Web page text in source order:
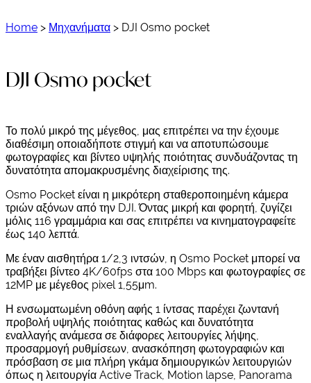
Home > Μηχανήματα > DJI Osmo pocket
DJI Osmo pocket
Το πολύ μικρό της μέγεθος, μας επιτρέπει να την έχουμε
διαθέσιμη οποιαδήποτε στιγμή και να αποτυπώσουμε
φωτογραφίες και βίντεο υψηλής ποιότητας συνδυάζοντας τη
δυνατότητα απομακρυσμένης διαχείρισης της.
Osmo Pocket είναι η μικρότερη σταθεροποιημένη κάμερα
τριών αξόνων από την DJI. Όντας μικρή και φορητή, ζυγίζει
μόλις 116 γραμμάρια και σας επιτρέπει να κινηματογραφείτε
έως 140 λεπτά.
Με έναν αισθητήρα 1/2,3 ιντσών, η Osmo Pocket μπορεί να
τραβήξει βίντεο 4K/60fps στα 100 Mbps και φωτογραφίες σε
12MP με μέγεθος pixel 1,55μm.
Η ενσωματωμένη οθόνη αφής 1 ίντσας παρέχει ζωντανή
προβολή υψηλής ποιότητας καθώς και δυνατότητα
εναλλαγής ανάμεσα σε διάφορες λειτουργίες λήψης,
προσαρμογή ρυθμίσεων, ανασκόπηση φωτογραφιών και
πρόσβαση σε μια πλήρη γκάμα δημιουργικών λειτουργιών
όπως η λειτουργία Active Track, Motion lapse, Panorama